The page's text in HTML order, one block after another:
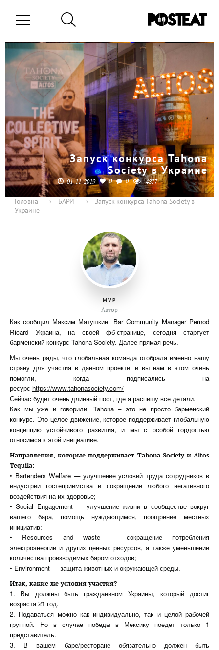
Запуск конкурса Tahona
Society в Украине
01-11-2019 0 0 4877
Головна › БАРИ ›
Запуск конкурса Tahona Society в
Украине
MVP
Автор
Как сообщил Максим Матушкин, Bar Community Manager Pernod
Ricard Украина, на своей фб-странице, сегодня стартует
барменский конкурс Tahona Society. Далее прямая речь.
Мы очень рады, что глобальная команда отобрала именно нашу
страну для участия в данном проекте, и вы нам в этом очень
помогли, когда подписались на
ресурс https://www.tahonasociety.com/
Сейчас будет очень длинный пост, где я распишу все детали.
Как мы уже и говорили, Tahona – это не просто барменский
конкурс. Это целое движение, которое поддерживает глобальную
концепцию устойчивого развития, и мы с особой гордостью
относимся к этой инициативе.
Направления, которые поддерживает Tahona Society и Altos
Tequila:
• Bartenders Welfare — улучшение условий труда сотрудников в
индустрии гостеприимства и сокращение любого негативного
воздействия на их здоровье;
• Social Engagement — улучшение жизни в сообществе вокруг
вашего бара, помощь нуждающимся, поощрение местных
инициатив;
• Resources and waste — сокращение потребления
электроэнергии и других ценных ресурсов, а также уменьшение
количества производимых баром отходов;
• Environment — защита животных и окружающей среды.
Итак, какие же условия участия?
1. Вы должны быть гражданином Украины, который достиг
возраста 21 год.
2. Подаваться можно как индивидуально, так и целой рабочей
группой. Но в случае победы в Мексику поедет только 1
представитель.
3. В вашем баре/ресторане обязательно должен быть